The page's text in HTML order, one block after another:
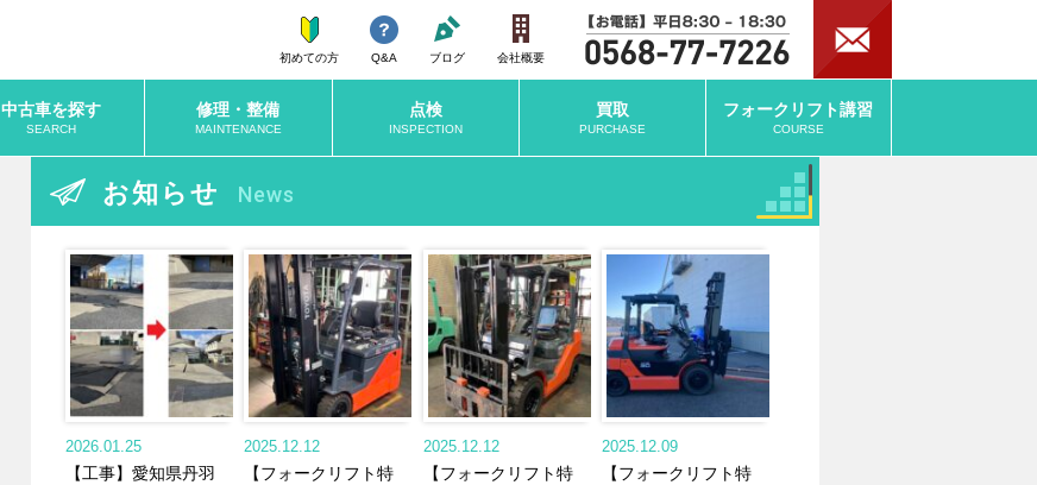
初めての方 Q&A ブログ 会社概要
中古車を探す
SEARCH
修理・整備
MAINTENANCE
点検
INSPECTION
買取
PURCHASE
フォークリフト講習
COURSE
お知らせ News
2026.01.25
【工事】愛知県丹羽
2025.12.12
【フォークリフト特
2025.12.12
【フォークリフト特
2025.12.09
【フォークリフト特